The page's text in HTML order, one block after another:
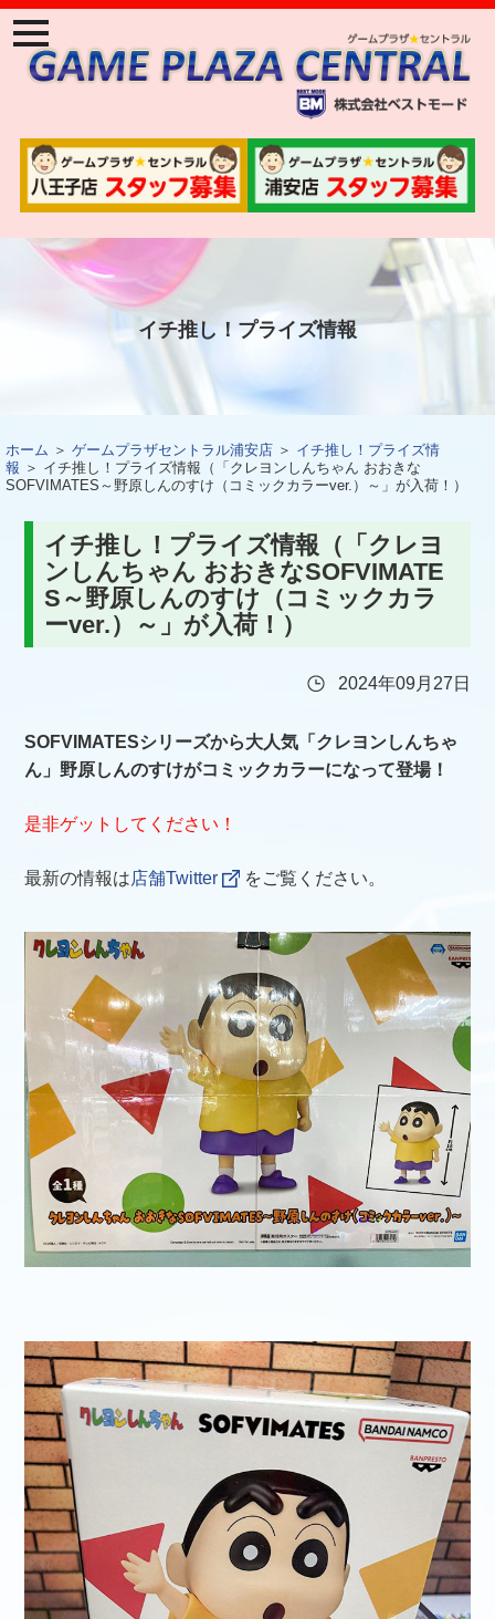
ナ
ビ
ゲ
ー
ン
メ
ニ
ュ
イチ推し！プライズ情報
ホーム ＞ ゲームプラザセントラル浦安店 ＞ イチ推し！プライズ情
報 ＞ イチ推し！プライズ情報（「クレヨンしんちゃん おおきな
SOFVIMATES～野原しんのすけ（コミックカラーver.）～」が入荷！）
イチ推し！プライズ情報（「クレヨ
ンしんちゃん おおきなSOFVIMATE
S～野原しんのすけ（コミックカラ
ーver.）～」が入荷！）
2024年09月27日
SOFVIMATESシリーズから大人気「クレヨンしんちゃ
ん」野原しんのすけがコミックカラーになって登場！
是非ゲットしてください！
最新の情報は店舗Twitter をご覧ください。